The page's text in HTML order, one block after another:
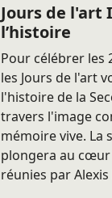
Jours de l'art
l’histoire
Pour célébrer les
les Jours de l'art
l'histoire de la
travers l'image
mémoire vive. La
plongera au cœur
réunies par